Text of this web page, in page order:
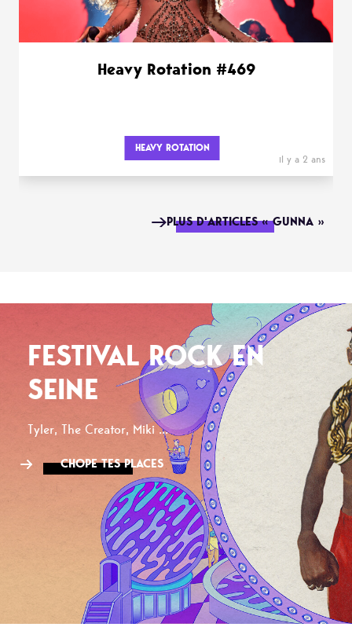
Heavy Rotation #469
HEAVY ROTATION
il y a 2 ans
PLUS D'ARTICLES « GUNNA »
FESTIVAL ROCK EN
SEINE
Tyler, The Creator, Miki ...
CHOPE TES PLACES